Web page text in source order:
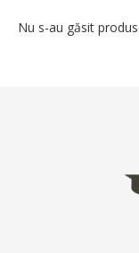
Nu s-au găsit